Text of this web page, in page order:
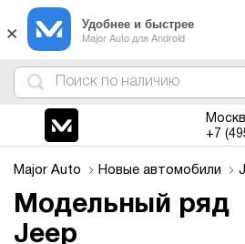
4
1
3
2
+7
Major Auto Новые автомобили
Модельный ряд
Jeep
× Удобнее и быстрее
Major Auto для Android